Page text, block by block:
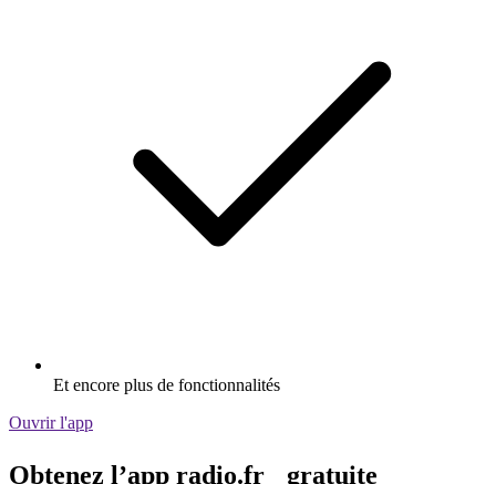
Et encore plus de fonctionnalités
Ouvrir l'app
Obtenez l’app radio.fr gratuite